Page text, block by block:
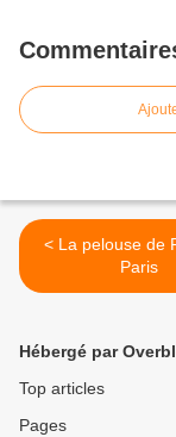
< La pelouse de Reuilly à
Paris
Hébergé par
Top articles
Pages